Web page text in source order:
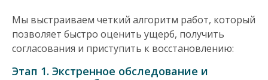
Мы выстраиваем четкий алгоритм работ, который
позволяет быстро оценить ущерб, получить
согласования и приступить к восстановлению:
Этап 1. Экстренное обследование и